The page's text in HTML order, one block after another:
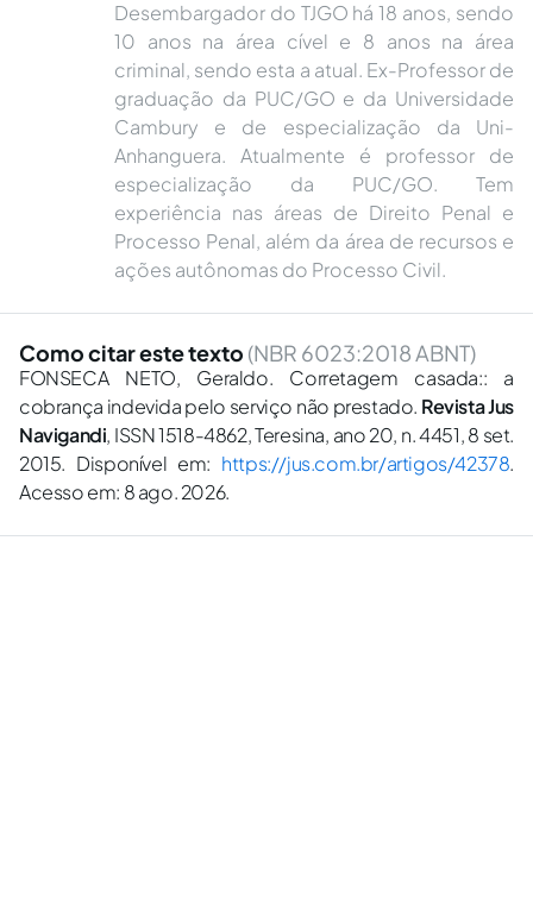
Desembargador do TJGO há 18 anos, sendo
10 anos na área cível e 8 anos na área
criminal, sendo esta a atual. Ex-Professor de
graduação da PUC/GO e da Universidade
Cambury e de especialização da Uni-
Anhanguera. Atualmente é professor de
especialização da PUC/GO. Tem
experiência nas áreas de Direito Penal e
Processo Penal, além da área de recursos e
ações autônomas do Processo Civil.
Como citar este texto (NBR 6023:2018 ABNT)
FONSECA NETO, Geraldo. Corretagem casada:: a
cobrança indevida pelo serviço não prestado. Revista Jus
Navigandi, ISSN 1518-4862, Teresina, ano 20, n. 4451, 8 set.
2015. Disponível em: https://jus.com.br/artigos/42378.
Acesso em: 8 ago. 2026.